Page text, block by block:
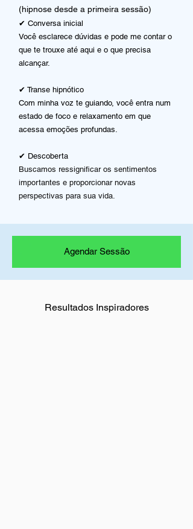
(hipnose desde a primeira sessão)
✔ Conversa inicial
Você esclarece dúvidas e pode me contar o
que te trouxe até aqui e o que precisa
alcançar.
✔ Transe hipnótico
Com minha voz te guiando, você entra num
estado de foco e relaxamento em que
acessa emoções profundas.
✔ Descoberta
Buscamos ressignificar os sentimentos
importantes e proporcionar novas
perspectivas para sua vida.
Agendar Sessão
Resultados Inspiradores